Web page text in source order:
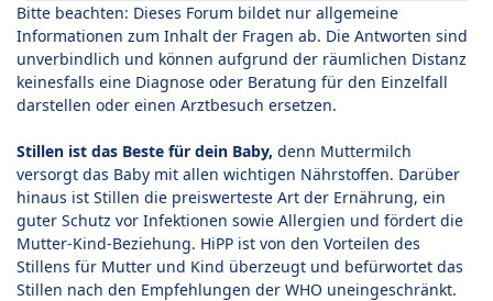
Bitte beachten: Dieses Forum bildet nur allgemeine
Informationen zum Inhalt der Fragen ab. Die Antworten sind
unverbindlich und können aufgrund der räumlichen Distanz
keinesfalls eine Diagnose oder Beratung für den Einzelfall
darstellen oder einen Arztbesuch ersetzen.
Stillen ist das Beste für dein Baby, denn Muttermilch
versorgt das Baby mit allen wichtigen Nährstoffen. Darüber
hinaus ist Stillen die preiswerteste Art der Ernährung, ein
guter Schutz vor Infektionen sowie Allergien und fördert die
Mutter-Kind-Beziehung. HiPP ist von den Vorteilen des
Stillens für Mutter und Kind überzeugt und befürwortet das
Stillen nach den Empfehlungen der WHO uneingeschränkt.